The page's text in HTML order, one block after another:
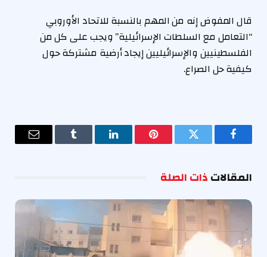
قال المفوض إنه من المهم بالنسبة للاتحاد الأوروبي
“التعامل مع السلطات الإسرائيلية” ويجب على كل من
الفلسطينيين والإسرائيليين إيجاد أرضية مشتركة حول
كيفية حل الصراع.
فيسبوك تويتر بينتيريستلينكدإن Tumblr
البريد
المقالاتذات الصلة